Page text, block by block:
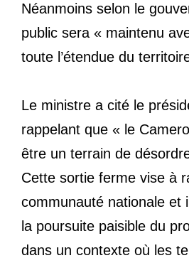
Néanmoins selon le
public sera « maintenu
toute l’étendue du
Le ministre a cité le
rappelant que « le
être un terrain de
Cette sortie ferme vise à
communauté nationale et
la poursuite paisible du
dans un contexte où les